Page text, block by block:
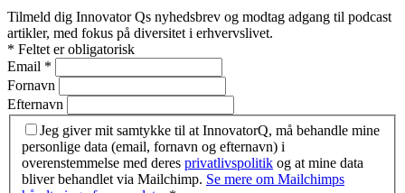
Tilmeld dig Innovator Qs nyhedsbrev og modtag adgang til podcast
artikler, med fokus på diversitet i erhvervslivet.
* Feltet er obligatorisk
Email *
Fornavn
Efternavn
Jeg giver mit samtykke til at InnovatorQ, må behandle mine
personlige data (email, fornavn og efternavn) i
overenstemmelse med deres privatlivspolitik og at mine data
bliver behandlet via Mailchimp. Se mere om Mailchimps